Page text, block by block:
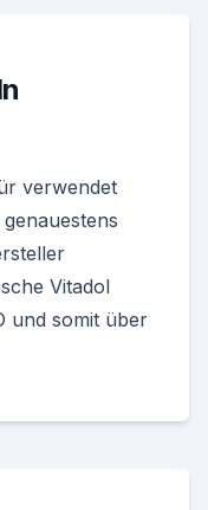
verwendet
Vitadol
und somit über